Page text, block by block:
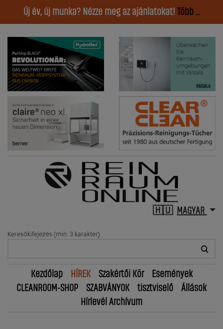
Új év, új munka? Nézze meg az ajánlatokat! Több ...
MAGYAR
Keresőkifejezés (min. 3 karakter)
Kezdőlap HÍREK Szakértői Kör
Események
CLEANROOM-SHOP
SZABVÁNYOK tisztviselő
Állások
Hírlevél Archívum